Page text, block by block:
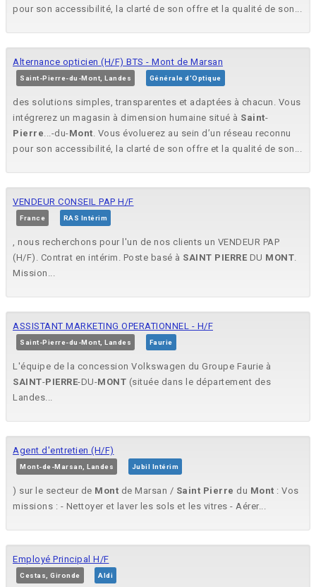
pour son accessibilité, la clarté de son offre et la qualité de son...
Alternance opticien (H/F) BTS - Mont de Marsan
Saint-Pierre-du-Mont, Landes Générale d'Optique
des solutions simples, transparentes et adaptées à chacun. Vous
intégrerez un magasin à dimension humaine situé à Saint-
Pierre...-du-Mont. Vous évoluerez au sein d’un réseau reconnu
pour son accessibilité, la clarté de son offre et la qualité de son...
VENDEUR CONSEIL PAP H/F
France RAS Intérim
, nous recherchons pour l'un de nos clients un VENDEUR PAP
(H/F). Contrat en intérim. Poste basé à SAINT PIERRE DU MONT.
Mission...
ASSISTANT MARKETING OPERATIONNEL - H/F
Saint-Pierre-du-Mont, Landes Faurie
L'équipe de la concession Volkswagen du Groupe Faurie à
SAINT-PIERRE-DU-MONT (située dans le département des
Landes...
Agent d'entretien (H/F)
Mont-de-Marsan, Landes Jubil Intérim
) sur le secteur de Mont de Marsan / Saint Pierre du Mont : Vos
missions : - Nettoyer et laver les sols et les vitres - Aérer...
Employé Principal H/F
Cestas, Gironde Aldi